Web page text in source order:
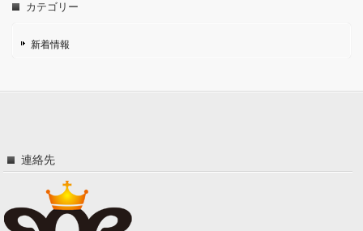
カテゴリー
新着情報
連絡先